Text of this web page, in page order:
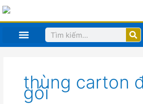
Nhảy
tới
Search
thùng carton
gói